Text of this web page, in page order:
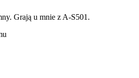
Grają u mnie z A-S501.